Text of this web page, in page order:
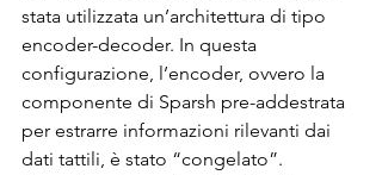
stata utilizzata un’architettura di tipo
encoder-decoder. In questa
configurazione, l’encoder, ovvero la
componente di Sparsh pre-addestrata
per estrarre informazioni rilevanti dai
dati tattili, è stato “congelato”.